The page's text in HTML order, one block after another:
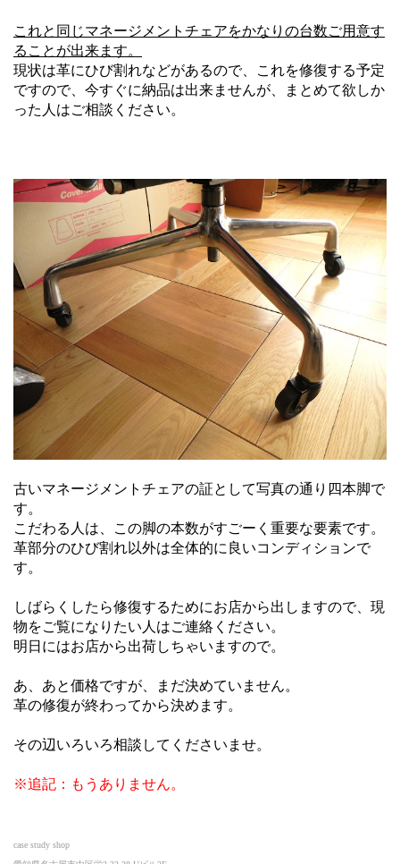
これと同じマネージメントチェアをかなりの台数ご用意す
ることが出来ます。
現状は革にひび割れなどがあるので、これを修復する予定
ですので、今すぐに納品は出来ませんが、まとめて欲しか
った人はご相談ください。
古いマネージメントチェアの証として写真の通り四本脚で
す。
こだわる人は、この脚の本数がすごーく重要な要素です。
革部分のひび割れ以外は全体的に良いコンディションで
す。
しばらくしたら修復するためにお店から出しますので、現
物をご覧になりたい人はご連絡ください。
明日にはお店から出荷しちゃいますので。
あ、あと価格ですが、まだ決めていません。
革の修復が終わってから決めます。
その辺いろいろ相談してくださいませ。
※追記：もうありません。
case study shop